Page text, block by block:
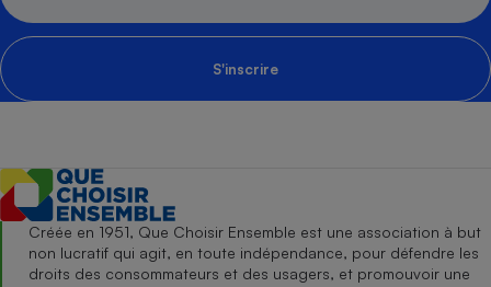
S'inscrire
Créée en 1951, Que Choisir Ensemble est une association à but
non lucratif qui agit, en toute indépendance, pour défendre les
droits des consommateurs et des usagers, et promouvoir une